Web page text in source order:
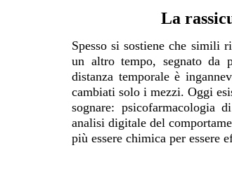
La
Spesso si sostiene che simili
un altro tempo, segnato da
distanza temporale è
cambiati solo i mezzi. Oggi
sognare: psicofarmacologia
analisi digitale del
più essere chimica per essere